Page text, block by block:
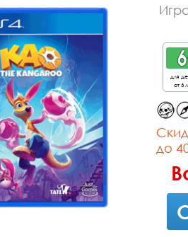
для
от 6
до